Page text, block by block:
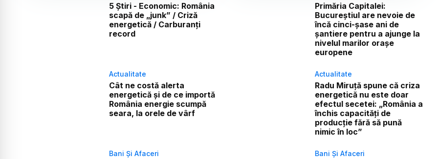
5 Știri - Economic: România
scapă de „junk” / Criză
energetică / Carburanți
record
Primăria Capitalei:
Bucureștiul are nevoie de
încă cinci-șase ani de
șantiere pentru a ajunge la
nivelul marilor orașe
europene
Actualitate
Cât ne costă alerta
energetică și de ce importă
România energie scumpă
seara, la orele de vârf
Actualitate
Radu Miruță spune că criza
energetică nu este doar
efectul secetei: „România a
închis capacități de
producție fără să pună
nimic în loc”
Bani Și Afaceri Bani Și Afaceri